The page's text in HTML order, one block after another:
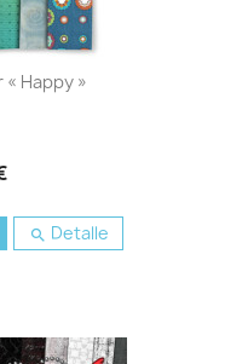
« Happy »
 Detalle